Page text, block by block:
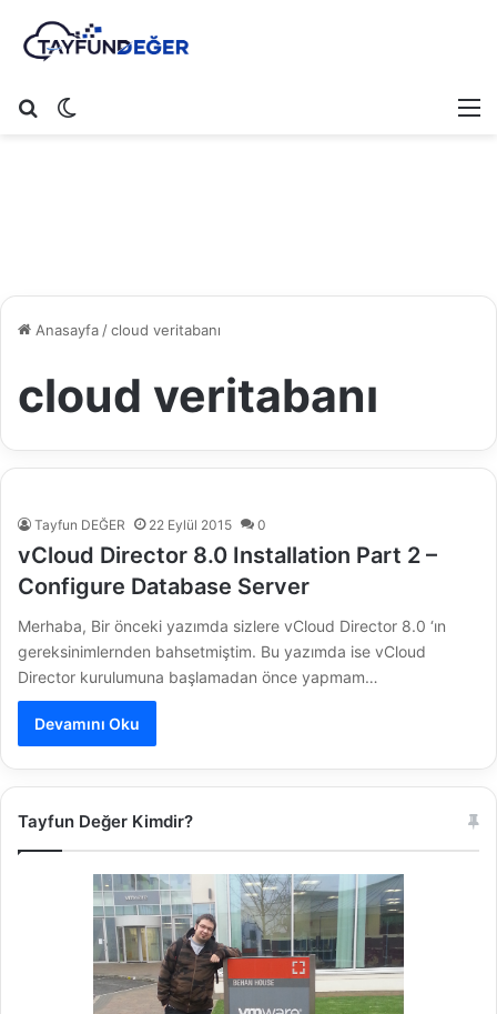
Arama yap ...
Anasayfa/cloud veritabanı
cloud veritabanı
Tayfun DEĞER 22 Eylül 2015 0
vCloud Director 8.0 Installation Part 2 –
Configure Database Server
Merhaba, Bir önceki yazımda sizlere vCloud Director 8.0 ‘ın
gereksinimlernden bahsetmiştim. Bu yazımda ise vCloud
Director kurulumuna başlamadan önce yapmam…
Devamını Oku
Tayfun Değer Kimdir?